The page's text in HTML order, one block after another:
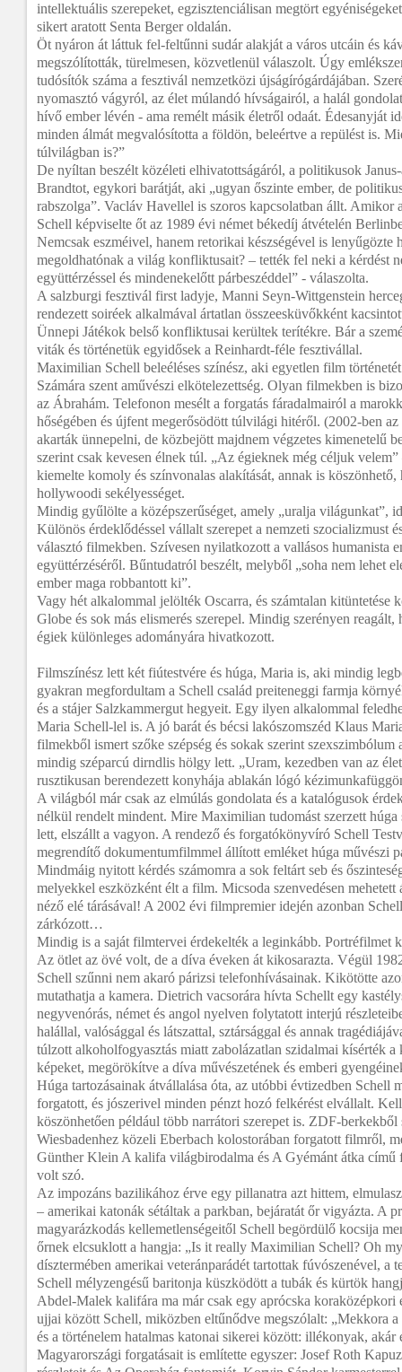
intellektuális szerepeket, egzisztenciálisan megtört
sikert aratott Senta Berger oldalán.
Öt nyáron át láttuk fel-feltűnni sudár alakját a város utcáin és
megszólították, türelmesen, közvetlenül válaszolt. Úgy
tudósítók száma a fesztivál nemzetközi újságírógárdájában.
nyomasztó vágyról, az élet múlandó hívságairól, a halál
hívő ember lévén - ama remélt másik életről odaát. Édesanyját
minden álmát megvalósította a földön, beleértve a repülést is.
túlvilágban is?”
De nyíltan beszélt közéleti elhivatottságáról, a politikusok
Brandtot, egykori barátját, aki „ugyan őszinte ember, de
rabszolga”. Vacláv Havellel is szoros kapcsolatban állt. Amikor
Schell képviselte őt az 1989 évi német békedíj átvételén
Nemcsak eszméivel, hanem retorikai készségével is lenyűgözte
megoldhatónak a világ konfliktusait? – tették fel neki a kérdést
együttérzéssel és mindenekelőtt párbeszéddel” - válaszolta.
A salzburgi fesztivál first ladyje, Manni Seyn-Wittgenstein
rendezett soiréek alkalmával ártatlan összeesküvőkként
Ünnepi Játékok belső konfliktusai kerültek terítékre. Bár a
viták és történetük egyidősek a Reinhardt-féle fesztivállal.
Maximilian Schell beleéléses színész, aki egyetlen film
Számára szent aművészi elkötelezettség. Olyan filmekben is
az Ábrahám. Telefonon mesélt a forgatás fáradalmairól a
hőségében és újfent megerősödött túlvilági hitéről. (2002-ben az
akarták ünnepelni, de közbejött majdnem végzetes kimenetelű
szerint csak kevesen élnek túl. „Az égieknek még céljuk
kiemelte komoly és színvonalas alakítását, annak is
hollywoodi sekélyességet.
Mindig gyűlölte a középszerűséget, amely „uralja világunkat”,
Különös érdeklődéssel vállalt szerepet a nemzeti szocializmust
választó filmekben. Szívesen nyilatkozott a vallásos humanista
együttérzéséről. Bűntudatról beszélt, melyből „soha nem lehet
ember maga robbantott ki”.
Vagy hét alkalommal jelölték Oscarra, és számtalan kitüntetése
Globe és sok más elismerés szerepel. Mindig szerényen reagált,
égiek különleges adományára hivatkozott.
Filmszínész lett két fiútestvére és húga, Maria is, aki mindig
gyakran megfordultam a Schell család preiteneggi farmja
és a stájer Salzkammergut hegyeit. Egy ilyen alkalommal
Maria Schell-lel is. A jó barát és bécsi lakószomszéd Klaus
filmekből ismert szőke szépség és sokak szerint
mindig széparcú dirndlis hölgy lett. „Uram, kezedben van az
rusztikusan berendezett konyhája ablakán lógó
A világból már csak az elmúlás gondolata és a katalógusok
nélkül rendelt mindent. Mire Maximilian tudomást szerzett
lett, elszállt a vagyon. A rendező és forgatókönyvíró Schell
megrendítő dokumentumfilmmel állított emléket húga művészi
Mindmáig nyitott kérdés számomra a sok feltárt seb és
melyekkel eszközként élt a film. Micsoda szenvedésen mehetett
néző elé tárásával! A 2002 évi filmpremier idején azonban
zárkózott…
Mindig is a saját filmtervei érdekelték a leginkább. Portréfilmet
Az ötlet az övé volt, de a díva éveken át kikosarazta. Végül
Schell szűnni nem akaró párizsi telefonhívásainak. Kikötötte
mutathatja a kamera. Dietrich vacsorára hívta Schellt egy
negyvenórás, német és angol nyelven folytatott interjú
halállal, valósággal és látszattal, sztársággal és annak
túlzott alkoholfogyasztás miatt zabolázatlan szidalmai kísérték
képeket, megörökítve a díva művészetének és emberi
Húga tartozásainak átvállalása óta, az utóbbi évtizedben Schell
forgatott, és jószerivel minden pénzt hozó felkérést elvállalt.
köszönhetően például több narrátori szerepet is. ZDF-berkekből
Wiesbadenhez közeli Eberbach kolostorában forgatott filmről,
Günther Klein A kalifa világbirodalma és A Gyémánt átka című
volt szó.
Az impozáns bazilikához érve egy pillanatra azt hittem,
– amerikai katonák sétáltak a parkban, bejáratát őr vigyázta. A
magyarázkodás kellemetlenségeitől Schell begördülő kocsija
őrnek elcsuklott a hangja: „Is it really Maximilian Schell? Oh
dísztermében amerikai veteránparádét tartottak fúvószenével, a
Schell mélyzengésű baritonja küszködött a tubák és kürtök
Abdel-Malek kalifára ma már csak egy aprócska koraközépkori
ujjai között Schell, miközben eltűnődve megszólalt: „Mekkora a
és a történelem hatalmas katonai sikerei között: illékonyak, akár
Magyarországi forgatásait is említette egyszer: Josef Roth